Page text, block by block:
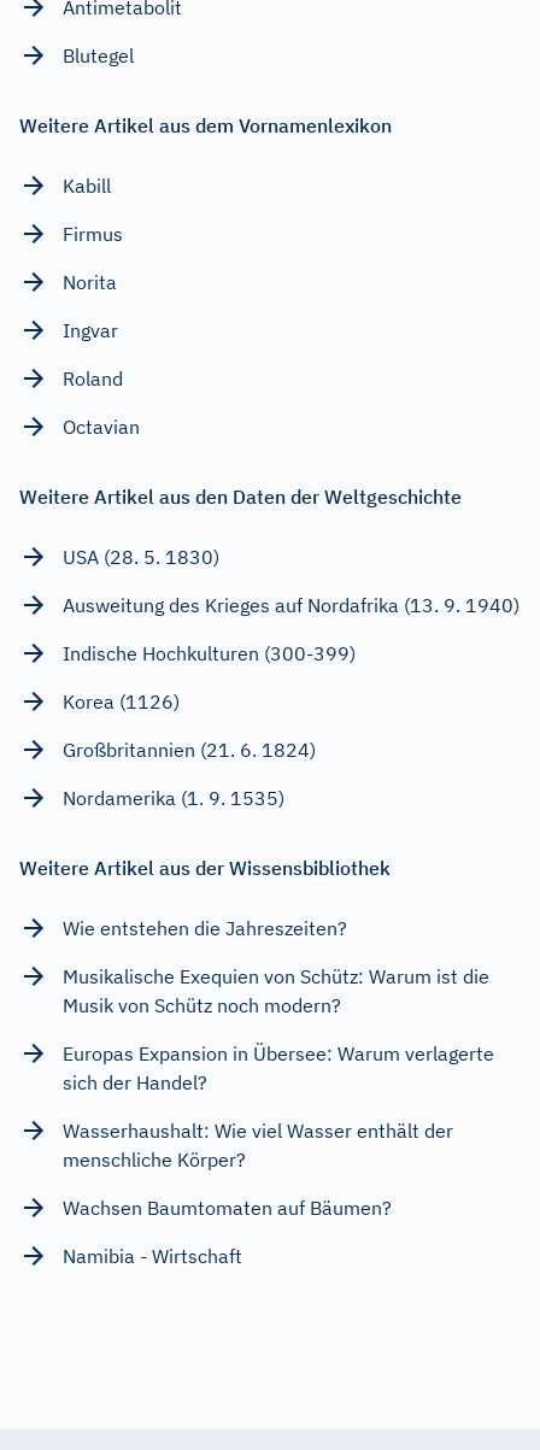
Antimetabolit
Blutegel
Weitere Artikel aus dem Vornamenlexikon
Kabill
Firmus
Norita
Ingvar
Roland
Octavian
Weitere Artikel aus den Daten der Weltgeschichte
USA (28. 5. 1830)
Ausweitung des Krieges auf Nordafrika (13. 9. 1940)
Indische Hochkulturen (300-399)
Korea (1126)
Großbritannien (21. 6. 1824)
Nordamerika (1. 9. 1535)
Weitere Artikel aus der Wissensbibliothek
Wie entstehen die Jahreszeiten?
Musikalische Exequien von Schütz: Warum ist die
Musik von Schütz noch modern?
Europas Expansion in Übersee: Warum verlagerte
sich der Handel?
Wasserhaushalt: Wie viel Wasser enthält der
menschliche Körper?
Wachsen Baumtomaten auf Bäumen?
Namibia - Wirtschaft